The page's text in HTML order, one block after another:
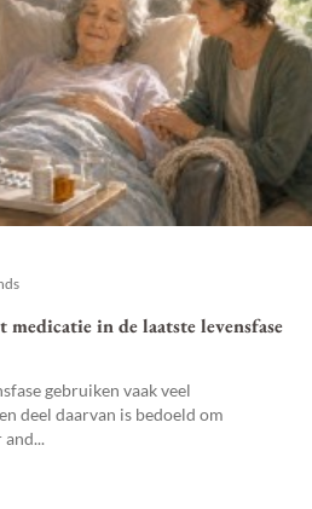
medicatie in de laatste levensfase
gebruiken vaak veel
deel daarvan is bedoeld om